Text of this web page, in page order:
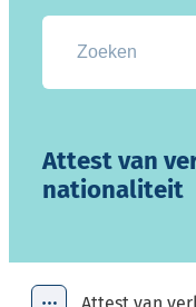
Attest van
nationaliteit